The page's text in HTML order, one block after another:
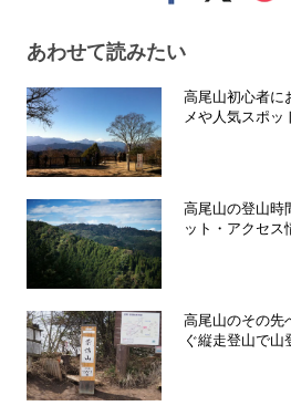
あわせて読みたい
高尾山初心者に
メや人気スポッ
高尾山の登山時
ット・アクセス
高尾山のその先
ぐ縦走登山で山